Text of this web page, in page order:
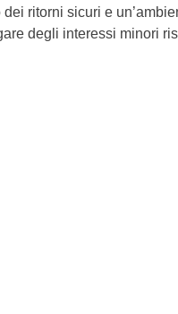
ritorni sicuri e
degli interessi minori